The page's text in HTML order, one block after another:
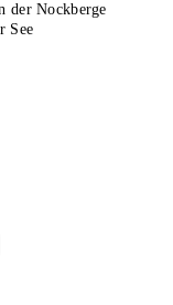
der Nockberge
See